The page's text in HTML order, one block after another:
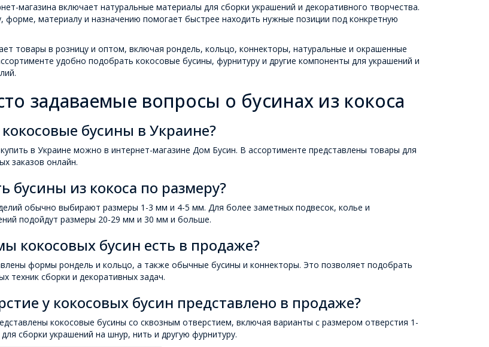
магазина включает натуральные материалы для сборки украшений и декоративного творчества.
форме, материалу и назначению помогает быстрее находить нужные позиции под конкретную
товары в розницу и оптом, включая рондель, кольцо, коннекторы, натуральные и окрашенные
удобно подобрать кокосовые бусины, фурнитуру и другие компоненты для украшений и
задаваемые вопросы о бусинах из кокоса
бусины в Украине?
в Украине можно в интернет-магазине Дом Бусин. В ассортименте представлены товары для
заказов онлайн.
бусины из кокоса по размеру?
обычно выбирают размеры 1-3 мм и 4-5 мм. Для более заметных подвесок, колье и
подойдут размеры 20-29 мм и 30 мм и больше.
кокосовых бусин есть в продаже?
формы рондель и кольцо, а также обычные бусины и коннекторы. Это позволяет подобрать
техник сборки и декоративных задач.
у кокосовых бусин представлено в продаже?
кокосовые бусины со сквозным отверстием, включая варианты с размером отверстия 1-
сборки украшений на шнур, нить и другую фурнитуру.